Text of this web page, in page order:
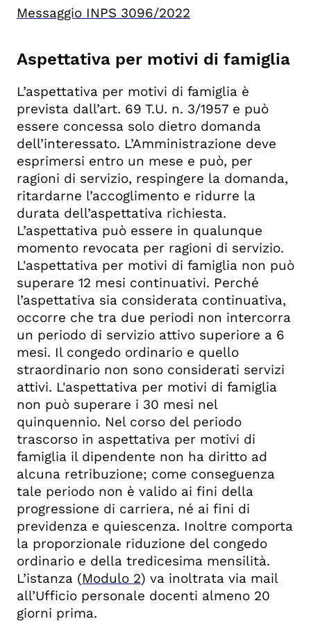
Messaggio INPS 3096/2022
Aspettativa per motivi di famiglia
L’aspettativa per motivi di famiglia è
prevista dall’art. 69 T.U. n. 3/1957 e può
essere concessa solo dietro domanda
dell’interessato. L’Amministrazione deve
esprimersi entro un mese e può, per
ragioni di servizio, respingere la domanda,
ritardarne l’accoglimento e ridurre la
durata dell’aspettativa richiesta.
L’aspettativa può essere in qualunque
momento revocata per ragioni di servizio.
L'aspettativa per motivi di famiglia non può
superare 12 mesi continuativi. Perché
l’aspettativa sia considerata continuativa,
occorre che tra due periodi non intercorra
un periodo di servizio attivo superiore a 6
mesi. Il congedo ordinario e quello
straordinario non sono considerati servizi
attivi. L'aspettativa per motivi di famiglia
non può superare i 30 mesi nel
quinquennio. Nel corso del periodo
trascorso in aspettativa per motivi di
famiglia il dipendente non ha diritto ad
alcuna retribuzione; come conseguenza
tale periodo non è valido ai fini della
progressione di carriera, né ai fini di
previdenza e quiescenza. Inoltre comporta
la proporzionale riduzione del congedo
ordinario e della tredicesima mensilità.
L’istanza (Modulo 2) va inoltrata via mail
all’Ufficio personale docenti almeno 20
giorni prima.